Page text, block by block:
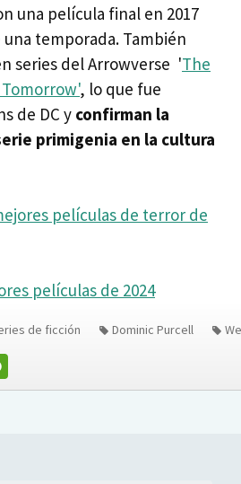
una película final en 2017
temporada. También
series del Arrowverse 'The
, lo que fue
de DC y confirman la
primigenia en la cultura
películas de terror de
películas de 2024
de ficción Dominic Purcell